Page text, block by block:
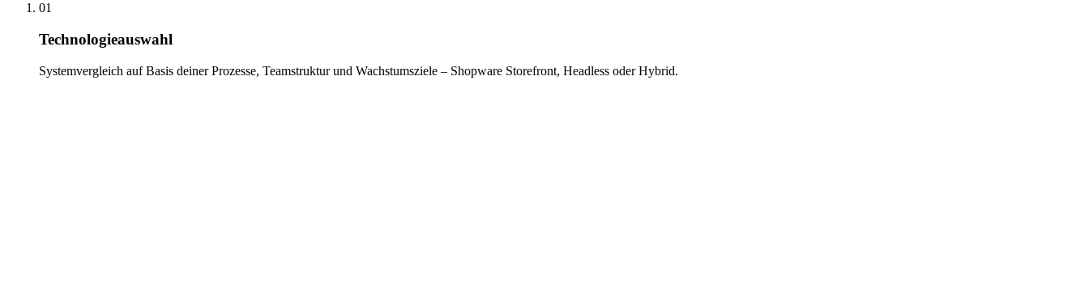
01
Technologieauswahl
Systemvergleich auf Basis deiner Prozesse, Teamstruktur und Wachstumsziele – Shopware Storefront, Headless oder Hybrid.